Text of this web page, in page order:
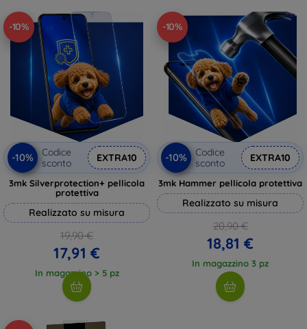
-10%
-10%
Codice
sconto
EXTRA10
3mk Silverprotection+ pellicola
protettiva
Realizzato su misura
19,90 €
17,91 €
In magazzino > 5 pz
-10%
-10%
Codice
sconto
EXTRA10
3mk Hammer pellicola protettiva
Realizzato su misura
20,90 €
18,81 €
In magazzino 3 pz